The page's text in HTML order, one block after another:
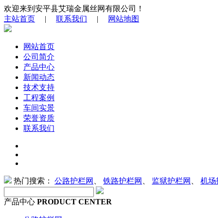
欢迎来到安平县艾瑞金属丝网有限公司！
主站首页 | 联系我们 | 网站地图
网站首页
公司简介
产品中心
新闻动态
技术支持
工程案例
车间实景
荣誉资质
联系我们
热门搜索： 公路护栏网 铁路护栏网 监狱护栏网 机场
产品中心 PRODUCT CENTER